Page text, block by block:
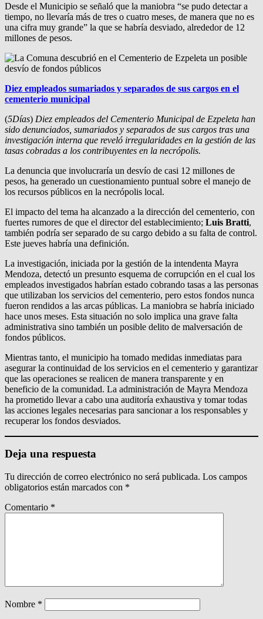
Desde el Municipio se señaló que la maniobra “se pudo detectar a
tiempo, no llevaría más de tres o cuatro meses, de manera que no es
una cifra muy grande” la que se habría desviado, alrededor de 12
millones de pesos.
Diez empleados sumariados y separados de sus cargos en el
cementerio municipal
(5Días) Diez empleados del Cementerio Municipal de Ezpeleta han
sido denunciados, sumariados y separados de sus cargos tras una
investigación interna que reveló irregularidades en la gestión de las
tasas cobradas a los contribuyentes en la necrópolis.
La denuncia que involucraría un desvío de casi 12 millones de
pesos, ha generado un cuestionamiento puntual sobre el manejo de
los recursos públicos en la necrópolis local.
El impacto del tema ha alcanzado a la dirección del cementerio, con
fuertes rumores de que el director del establecimiento; Luis Bratti,
también podría ser separado de su cargo debido a su falta de control.
Este jueves habría una definición.
La investigación, iniciada por la gestión de la intendenta Mayra
Mendoza, detectó un presunto esquema de corrupción en el cual los
empleados investigados habrían estado cobrando tasas a las personas
que utilizaban los servicios del cementerio, pero estos fondos nunca
fueron rendidos a las arcas públicas. La maniobra se habría iniciado
hace unos meses. Esta situación no solo implica una grave falta
administrativa sino también un posible delito de malversación de
fondos públicos.
Mientras tanto, el municipio ha tomado medidas inmediatas para
asegurar la continuidad de los servicios en el cementerio y garantizar
que las operaciones se realicen de manera transparente y en
beneficio de la comunidad. La administración de Mayra Mendoza
ha prometido llevar a cabo una auditoría exhaustiva y tomar todas
las acciones legales necesarias para sancionar a los responsables y
recuperar los fondos desviados.
Deja una respuesta
Tu dirección de correo electrónico no será publicada. Los campos
obligatorios están marcados con *
Comentario *
Nombre *